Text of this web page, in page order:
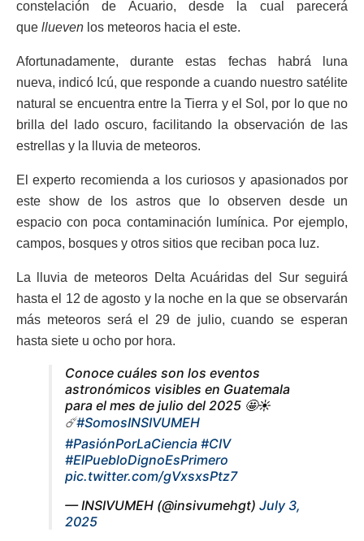
constelación de Acuario, desde la cual parecerá
que llueven los meteoros hacia el este.
Afortunadamente, durante estas fechas habrá luna
nueva, indicó Icú, que responde a cuando nuestro satélite
natural se encuentra entre la Tierra y el Sol, por lo que no
brilla del lado oscuro, facilitando la observación de las
estrellas y la lluvia de meteoros.
El experto recomienda a los curiosos y apasionados por
este show de los astros que lo observen desde un
espacio con poca contaminación lumínica. Por ejemplo,
campos, bosques y otros sitios que reciban poca luz.
La lluvia de meteoros Delta Acuáridas del Sur seguirá
hasta el 12 de agosto y la noche en la que se observarán
más meteoros será el 29 de julio, cuando se esperan
hasta siete u ocho por hora.
Conoce cuáles son los eventos
astronómicos visibles en Guatemala
para el mes de julio del 2025 🤩☀️
☄️#SomosINSIVUMEH
#PasiónPorLaCiencia #CIV
#ElPuebloDignoEsPrimero
pic.twitter.com/gVxsxsPtz7
— INSIVUMEH (@insivumehgt) July 3,
2025